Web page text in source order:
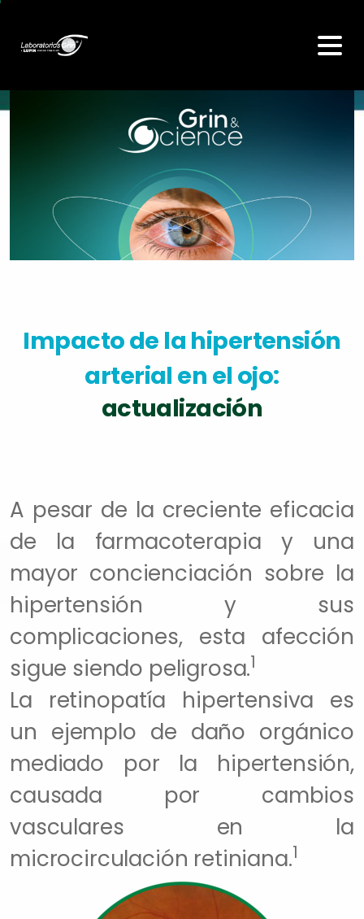
Impacto de la hipertensión
arterial en el ojo:
actualización
A pesar de la creciente eficacia
de la farmacoterapia y una
mayor concienciación sobre la
hipertensión y sus
complicaciones, esta afección
sigue siendo peligrosa.1
La retinopatía hipertensiva es
un ejemplo de daño orgánico
mediado por la hipertensión,
causada por cambios
vasculares en la
microcirculación retiniana.1